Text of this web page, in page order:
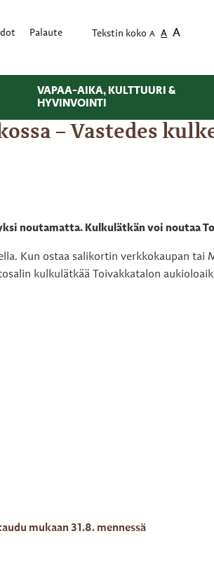
Palaute Tekstin koko A A A
VAPAA-AIKA, KULTTUURI &
HYVINVOINTI
– Vastedes
noutamatta. Kulkulätkän voi noutaa
Kun ostaa salikortin verkkokaupan tai
kulkulätkää Toivakkatalon
mukaan 31.8. mennessä